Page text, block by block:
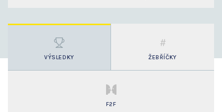
VÝSLEDKY ŽEBŘÍČKY
F2F